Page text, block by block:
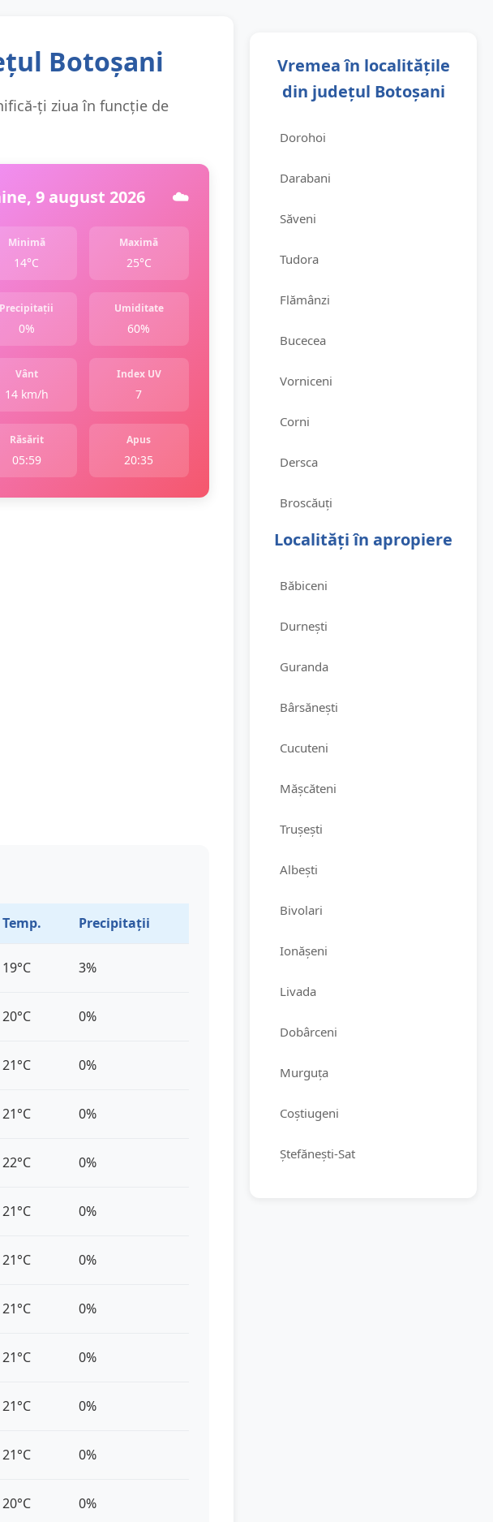
Botoșani
ți ziua în funcție de
9 august 2026 ☁️
Minimă
14°C
Maximă
25°C
Precipitații
0%
Umiditate
60%
Vânt
14 km/h
Index UV
7
Răsărit
05:59
Apus
20:35
Temp. Precipitații
19°C 3%
20°C 0%
21°C 0%
21°C 0%
22°C 0%
21°C 0%
21°C 0%
21°C 0%
21°C 0%
21°C 0%
21°C 0%
20°C 0%
Vremea în localitățile
din județul Botoșani
Dorohoi
Darabani
Săveni
Tudora
Flămânzi
Bucecea
Vorniceni
Corni
Dersca
Broscăuți
Localități în apropiere
Băbiceni
Durnești
Guranda
Bârsănești
Cucuteni
Mășcăteni
Trușești
Albești
Bivolari
Ionășeni
Livada
Dobârceni
Murguța
Coștiugeni
Ștefănești-Sat